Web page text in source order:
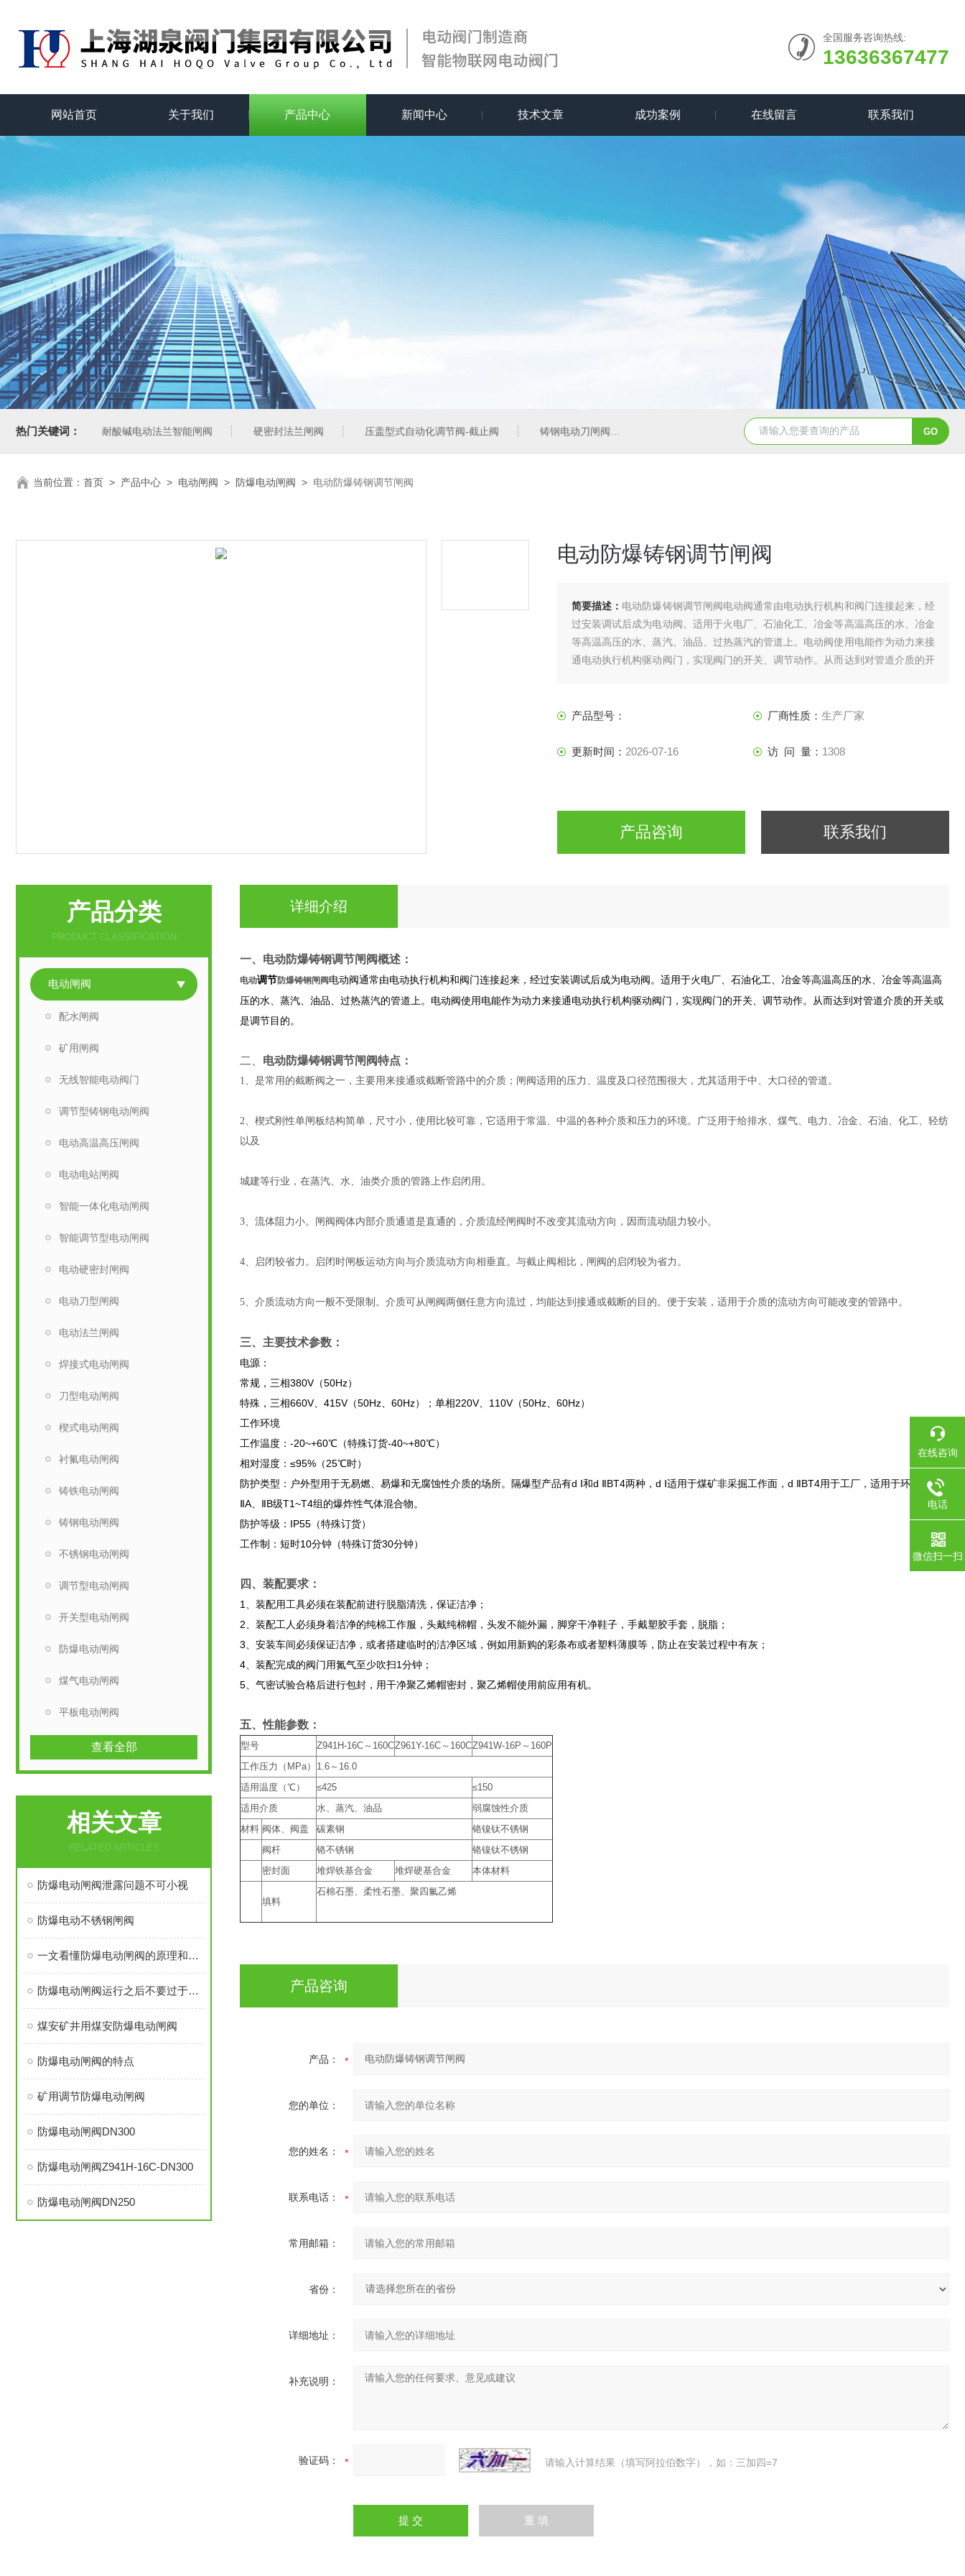
全国服务咨询热线:
13636367477
网站首页 关于我们 产品中心 新闻中心 技术文章 成功案例 在线留言 联系我们
热门关键词： 耐酸碱电动法兰智能闸阀 硬密封法兰闸阀 压盖型式自动化调节阀-截止阀 铸钢电动刀闸阀 造纸行业电动刀闸阀选型 dn200湖泉电动截止阀 一
当前位置： 首页 > 产品中心 > 电动闸阀 > 防爆电动闸阀 > 电动防爆铸钢调节闸阀
电动防爆铸钢调节闸阀
简要描述： 电动防爆铸钢调节闸阀电动阀通常由电动执行机构和阀门连接起来，经
过安装调试后成为电动阀。适用于火电厂、石油化工、冶金等高温高压的水、冶金
等高温高压的水、蒸汽、油品、过热蒸汽的管道上。电动阀使用电能作为动力来接
通电动执行机构驱动阀门，实现阀门的开关、调节动作。从而达到对管道介质的开
产品型号： 厂商性质： 生产厂家
更新时间： 2026-07-16 访 问 量： 1308
产品咨询 联系我们
产品分类
PRODUCT CLASSIFICATION
电动闸阀
配水闸阀
矿用闸阀
无线智能电动阀门
调节型铸钢电动闸阀
电动高温高压闸阀
电动电站闸阀
智能一体化电动闸阀
智能调节型电动闸阀
电动硬密封闸阀
电动刀型闸阀
电动法兰闸阀
焊接式电动闸阀
刀型电动闸阀
楔式电动闸阀
衬氟电动闸阀
铸铁电动闸阀
铸钢电动闸阀
不锈钢电动闸阀
调节型电动闸阀
开关型电动闸阀
防爆电动闸阀
煤气电动闸阀
平板电动闸阀
查看全部
相关文章
RELATED ARTICLES
防爆电动闸阀泄露问题不可小视
防爆电动不锈钢闸阀
一文看懂防爆电动闸阀的原理和类型
防爆电动闸阀运行之后不要过于用力去操作设备
煤安矿井用煤安防爆电动闸阀
防爆电动闸阀的特点
矿用调节防爆电动闸阀
防爆电动闸阀DN300
防爆电动闸阀Z941H-16C-DN300
防爆电动闸阀DN250
详细介绍
一、 电动防爆铸钢调节闸阀概述：
电动调节防爆铸钢闸阀 电动阀通常由电动执行机构和阀门连接起来，经过安装调试后成为电动阀。适用于火电厂、石油化工、冶金等高温高压的水、冶金等高温高
压的水、蒸汽、油品、过热蒸汽的管道上。电动阀使用电能作为动力来接通电动执行机构驱动阀门，实现阀门的开关、调节动作。从而达到对管道介质的开关或
是调节目的。
二、 电动防爆铸钢调节闸阀特点：
1、是常用的截断阀之一，主要用来接通或截断管路中的介质；闸阀适用的压力、温度及口径范围很大，尤其适用于中、大口径的管道。
2、楔式刚性单闸板结构简单，尺寸小，使用比较可靠，它适用于常温、中温的各种介质和压力的环境。广泛用于给排水、煤气、电力、冶金、石油、化工、轻纺
以及
城建等行业，在蒸汽、水、油类介质的管路上作启闭用。
3、流体阻力小。闸阀阀体内部介质通道是直通的，介质流经闸阀时不改变其流动方向，因而流动阻力较小。
4、启闭较省力。启闭时闸板运动方向与介质流动方向相垂直。与截止阀相比，闸阀的启闭较为省力。
5、介质流动方向一般不受限制。介质可从闸阀两侧任意方向流过，均能达到接通或截断的目的。便于安装，适用于介质的流动方向可能改变的管路中。
三、主要技术参数：
电源：
常规，三相380V（50Hz）
特殊，三相660V、415V（50Hz、60Hz）；单相220V、110V（50Hz、60Hz）
工作环境
工作温度：-20~+60℃（特殊订货-40~+80℃）
相对湿度：≤95%（25℃时）
防护类型：户外型用于无易燃、易爆和无腐蚀性介质的场所。隔爆型产品有d Ⅰ和d ⅡBT4两种，d Ⅰ适用于煤矿非采掘工作面，d ⅡBT4用于工厂，适用于环境为
ⅡA、ⅡB级T1~T4组的爆炸性气体混合物。
防护等级：IP55（特殊订货）
工作制：短时10分钟（特殊订货30分钟）
四、装配要求：
1、装配用工具必须在装配前进行脱脂清洗，保证洁净；
2、装配工人必须身着洁净的纯棉工作服，头戴纯棉帽，头发不能外漏，脚穿干净鞋子，手戴塑胶手套，脱脂；
3、安装车间必须保证洁净，或者搭建临时的洁净区域，例如用新购的彩条布或者塑料薄膜等，防止在安装过程中有灰；
4、装配完成的阀门用氮气至少吹扫1分钟；
5、气密试验合格后进行包封，用干净聚乙烯帽密封，聚乙烯帽使用前应用有机。
五、​​性能参数：
型号 Z941H-16C～160CZ961Y-16C～160CZ941W-16P～160P
工作压力（MPa）
1.6～16.0
适用温度（℃）
≤425
≤150
适用介质
水、蒸汽、油品
弱腐蚀性介质
材料 阀体、阀盖 碳素钢
铬镍钛不锈钢
阀杆
铬不锈钢
铬镍钛不锈钢
密封面
堆焊铁基合金 堆焊硬基合金 本体材料
填料
石棉石墨、柔性石墨、聚四氟乙烯
产品咨询
产品：
您的单位：
您的姓名：
联系电话：
常用邮箱：
省份：
详细地址：
补充说明：
验证码： 请输入计算结果（填写阿拉伯数字），如：三加四=7
在线咨询
电话
微信扫一扫